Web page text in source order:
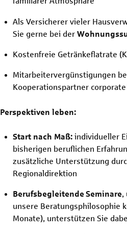
Als Versicherer vieler
Sie gerne bei der
Kostenfreie Getränkeflatrate
Mitarbeitervergünstigungen
Kooperationspartner
Perspektiven leben:
Start nach Maß:individueller
bisherigen beruflichen
zusätzliche Unterstützung
Regionaldirektion
Berufsbegleitende Seminare,
unsere Beratungsphilosophie
Monate), unterstützen Sie